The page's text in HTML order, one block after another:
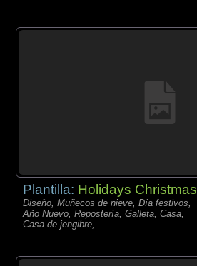
Plantilla: Holidays Christmas
Diseño, Muñecos de nieve, Día festivos,
Año Nuevo, Repostería, Galleta, Casa,
Casa de jengibre,